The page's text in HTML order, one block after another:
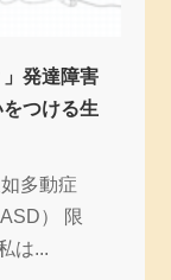
」発達障害
つける生
多動症
） 限
は...